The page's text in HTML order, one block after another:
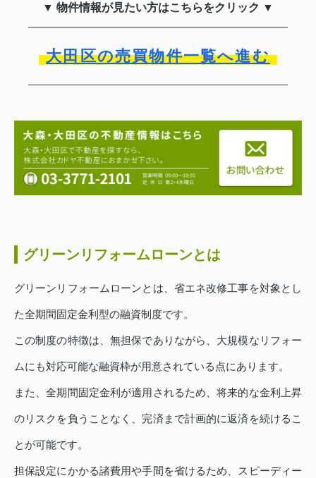
▼ 物件情報が見たい方はこちらをクリック ▼
大田区の売買物件一覧へ進む
グリーンリフォームローンとは
グリーンリフォームローンとは、省エネ改修工事を対象とし
た全期間固定金利型の融資制度です。
この制度の特徴は、無担保でありながら、大規模なリフォー
ムにも対応可能な融資枠が用意されている点にあります。
また、全期間固定金利が適用されるため、将来的な金利上昇
のリスクを負うことなく、完済まで計画的に返済を続けるこ
とが可能です。
担保設定にかかる諸費用や手間を省けるため、スピーディー